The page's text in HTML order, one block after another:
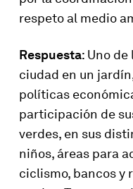
respeto al medio
Respuesta: Uno
ciudad en un
políticas
participación de
verdes, en sus
niños, áreas para
ciclismo, bancos y